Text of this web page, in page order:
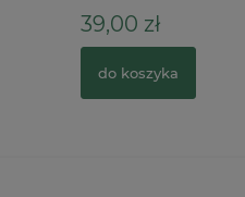
39,00 zł
do koszyka